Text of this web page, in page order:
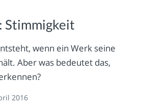
Stimmigkeit
wenn ein Werk seine
Aber was bedeutet das,
2016